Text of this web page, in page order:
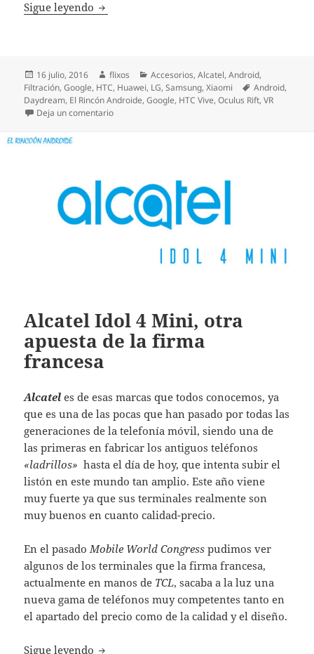
Sigue leyendo Google cancela su proyecto de dispositivo
Publicado
el
16 julio, 2016 Autor
flixos Categorías
Accesorios,Alcatel,Android,
Filtración,Google, HTC, Huawei, LG,Samsung,Xiaomi Etiquetas
Android,
Daydream, El Rincón Androide,Google, HTC Vive,Oculus Rift,VR
Deja un comentarioen Google cancela su proyecto de dispositivo VR
Alcatel Idol 4 Mini, otra
apuesta de la firma
francesa
Alcatel es de esas marcas que todos conocemos, ya
que es una de las pocas que han pasado por todas las
generaciones de la telefonía móvil, siendo una de
las primeras en fabricar los antiguos teléfonos
«ladrillos»hasta el día de hoy, que intenta subir el
listón en este mundo tan amplio. Este año viene
muy fuerte ya que sus terminales realmente son
muy buenos en cuanto calidad-precio.
En el pasado Mobile World Congress pudimos ver
algunos de los terminales que la firma francesa,
actualmente en manos de TCL, sacaba a la luz una
nueva gama de teléfonos muy competentes tanto en
el apartado del precio como de la calidad y el diseño.
Sigue leyendo Alcatel Idol 4 Mini, otra apuesta de la